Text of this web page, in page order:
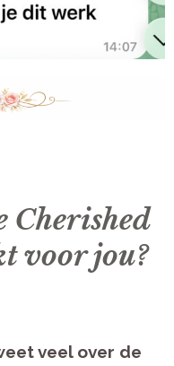
Cherished
voor jou?
veel over de